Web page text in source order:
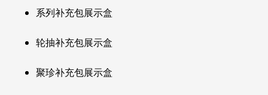
系列补充包展示盒
轮抽补充包展示盒
聚珍补充包展示盒